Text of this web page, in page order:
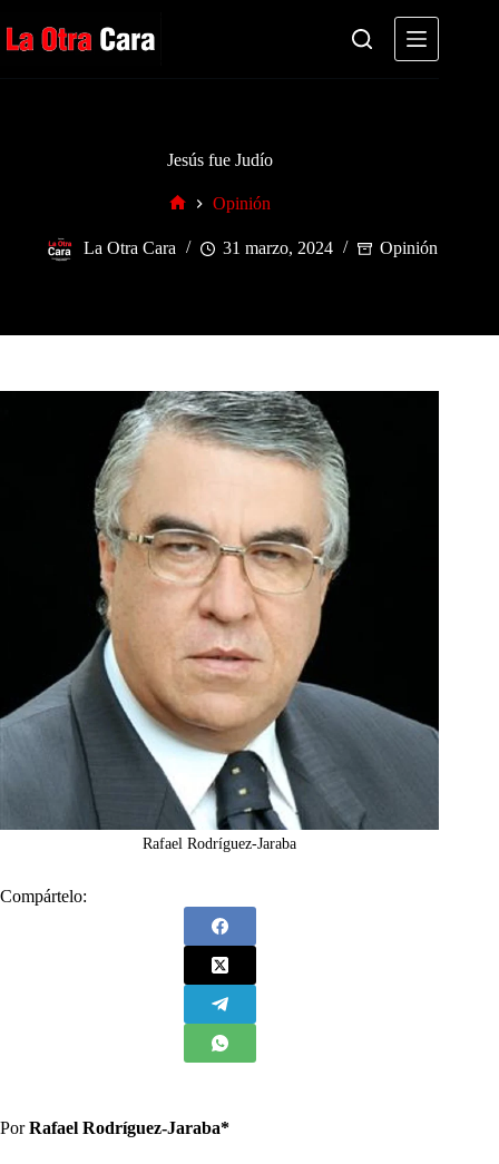
al
contenido
Jesús fue Judío
Opinión
La Otra Cara 31 marzo, 2024 Opinión
Rafael Rodríguez-Jaraba
Compártelo:
PorRafael Rodríguez-Jaraba*